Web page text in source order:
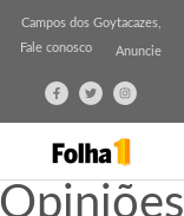
Campos dos Goytacazes,
Fale conosco
Anuncie
Opiniões